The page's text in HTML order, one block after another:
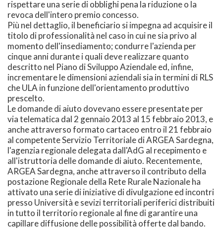
rispettare una serie di obblighi pena la riduzione o la
revoca dell'intero premio concesso.
Più nel dettaglio, il beneficiario si impegna ad acquisire il
titolo di professionalità nel caso in cui ne sia privo al
momento dell'insediamento; condurre l'azienda per
cinque anni durante i quali deve realizzare quanto
descritto nel Piano di Sviluppo Aziendale ed, infine,
incrementare le dimensioni aziendali sia in termini di RLS
che ULA in funzione dell'orientamento produttivo
prescelto.
Le domande di aiuto dovevano essere presentate per
via telematica dal 2 gennaio 2013 al 15 febbraio 2013, e
anche attraverso formato cartaceo entro il 21 febbraio
al competente Servizio Territoriale di ARGEA Sardegna,
l'agenzia regionale delegata dall'AdG al recepimento e
all'istruttoria delle domande di aiuto. Recentemente,
ARGEA Sardegna, anche attraverso il contributo della
postazione Regionale della Rete Rurale Nazionale ha
attivato una serie di iniziative di divulgazione ed incontri
presso Università e sevizi territoriali periferici distribuiti
in tutto il territorio regionale al fine di garantire una
capillare diffusione delle possibilità offerte dal bando.